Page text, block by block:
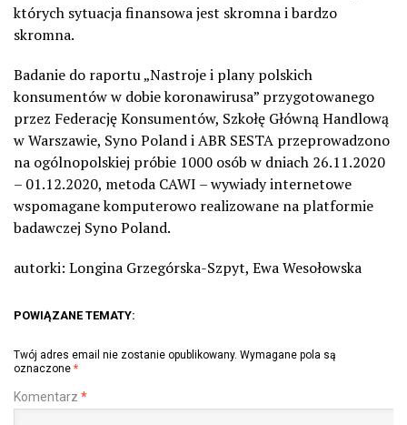
których sytuacja finansowa jest skromna i bardzo
skromna.
Badanie do raportu „Nastroje i plany polskich
konsumentów w dobie koronawirusa” przygotowanego
przez Federację Konsumentów, Szkołę Główną Handlową
w Warszawie, Syno Poland i ABR SESTA przeprowadzono
na ogólnopolskiej próbie 1000 osób w dniach 26.11.2020
– 01.12.2020, metoda CAWI – wywiady internetowe
wspomagane komputerowo realizowane na platformie
badawczej Syno Poland.
autorki: Longina Grzegórska-Szpyt, Ewa Wesołowska
POWIĄZANE TEMATY:
Twój adres email nie zostanie opublikowany. Wymagane pola są
oznaczone *
Komentarz *